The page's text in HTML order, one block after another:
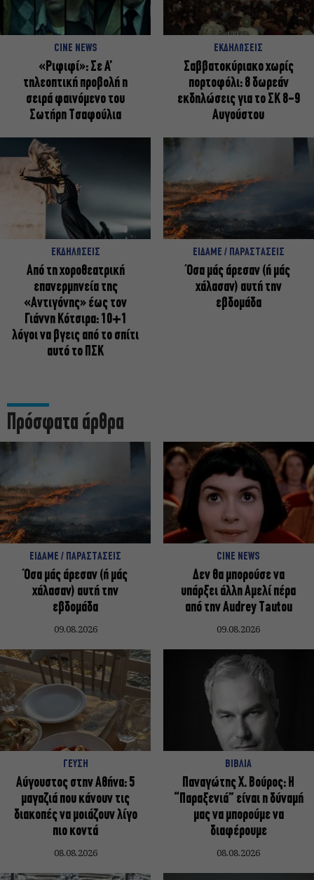
CINE NEWS
«Ριφιφί»: Σε Α’
τηλεοπτική προβολή η
σειρά φαινόμενο του
Σωτήρη Τσαφούλια
ΕΚΔΗΛΩΣΕΙΣ
Σαββατοκύριακο χωρίς
πορτοφόλι: 8 δωρεάν
εκδηλώσεις για το ΣΚ 8-9
Αυγούστου
ΕΚΔΗΛΩΣΕΙΣ
Από τη χοροθεατρική
επανερμηνεία της
«Αντιγόνης» έως τον
Γιάννη Κότσιρα: 10+1
λόγοι να βγεις από το σπίτι
αυτό το ΠΣΚ
ΕΙΔΑΜΕ / ΠΑΡΑΣΤΑΣΕΙΣ
Όσα μάς άρεσαν (ή μάς
χάλασαν) αυτή την
εβδομάδα
Πρόσφατα άρθρα
ΕΙΔΑΜΕ / ΠΑΡΑΣΤΑΣΕΙΣ
Όσα μάς άρεσαν (ή μάς
χάλασαν) αυτή την
εβδομάδα
09.08.2026
CINE NEWS
Δεν θα μπορούσε να
υπάρξει άλλη Αμελί πέρα
από την Audrey Tautou
09.08.2026
ΓΕΥΣΗ
Αύγουστος στην Αθήνα: 5
μαγαζιά που κάνουν τις
διακοπές να μοιάζουν λίγο
πιο κοντά
08.08.2026
ΒΙΒΛΙΑ
Παναγώτης Χ. Βούρος: Η
“Παραξενιά” είναι η δύναμή
μας να μπορούμε να
διαφέρουμε
08.08.2026